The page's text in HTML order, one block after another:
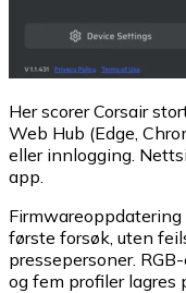
Her scorer Corsair
Web Hub (Edge,
eller innlogging.
app.
første forsøk, uten
pressepersoner.
og fem profiler lagres